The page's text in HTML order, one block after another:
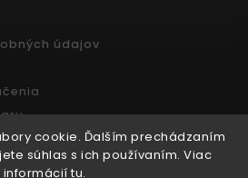
cookie. Ďalším prechádzaním
súhlas s ich používaním. Viac
informácií tu.
údajov